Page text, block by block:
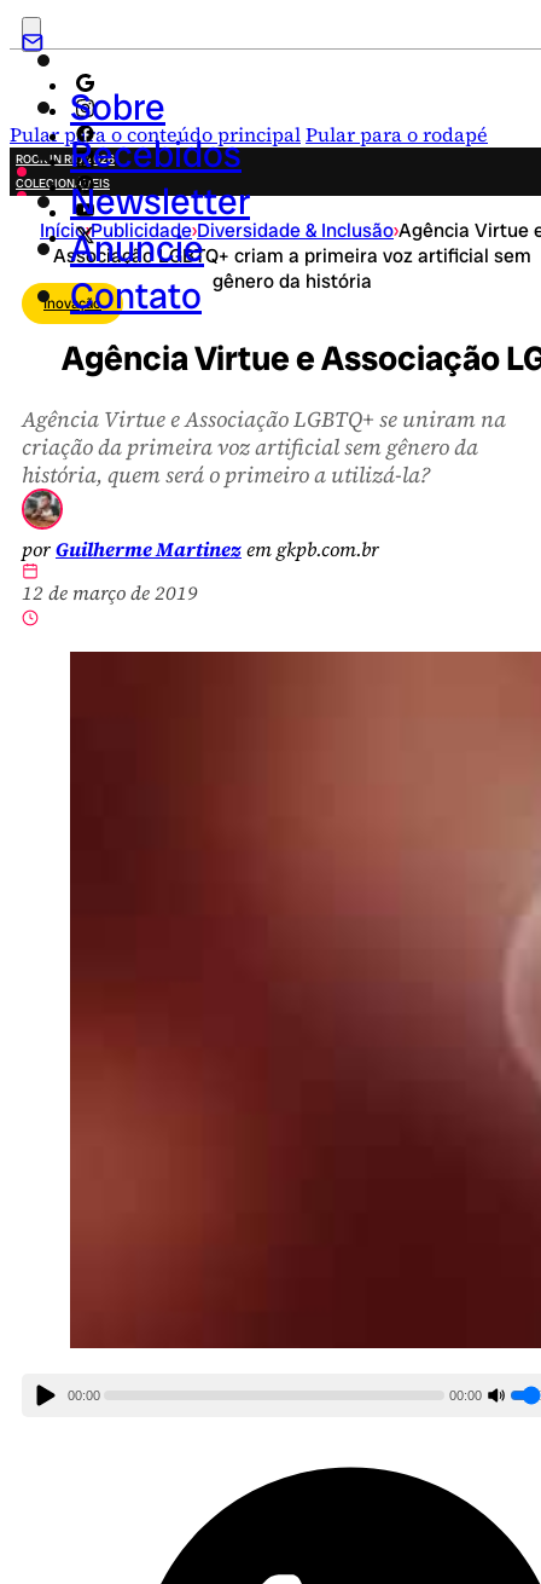
Pular para o conteúdo principalPular para o rodapé
Sobre
Recebidos
Newsletter
Anuncie
Contato
ROCK IN RIO 2026
COLECIONÁVEIS
FESTA JUNINA
NOVIDADES
CAMPANHAS CRIATIVAS
Início›Publicidade›Diversidade & Inclusão›Agência Virtue
Associação LGBTQ+ criam a primeira voz artificial sem
gênero da história
Inovação
Agência Virtue e Associação
Agência Virtue e Associação LGBTQ+ se uniram na
criação da primeira voz artificial sem gênero da
história, quem será o primeiro a utilizá-la?
porGuilherme Martinezem gkpb.com.br
12 de março de 2019
00:00 00:00